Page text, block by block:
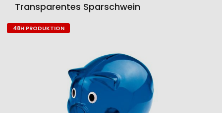
Transparentes Sparschwein
Zum
48H PRODUKTION